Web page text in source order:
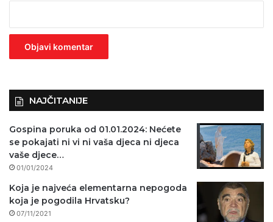
z
NAJČITANIJE
Gospina poruka od 01.01.2024: Nećete
se pokajati ni vi ni vaša djeca ni djeca
vaše djece…
01/01/2024
Koja je najveća elementarna nepogoda
koja je pogodila Hrvatsku?
07/11/2021